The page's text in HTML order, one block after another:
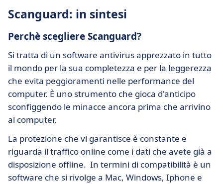
Scanguard: in sintesi
Perchè scegliere Scanguard?
Si tratta di un software antivirus apprezzato in tutto
il mondo per la sua completezza e per la leggerezza
che evita peggioramenti nelle performance del
computer. È uno strumento che gioca d'anticipo
sconfiggendo le minacce ancora prima che arrivino
al computer,
La protezione che vi garantisce è constante e
riguarda il traffico online come i dati che avete già a
disposizione offline. In termini di compatibilità è un
software che si rivolge a Mac, Windows, Iphone e